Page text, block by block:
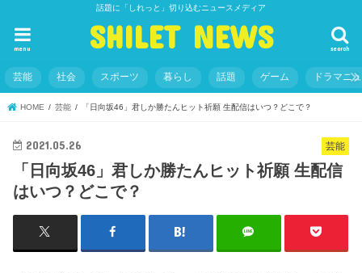
話題に「しれっと」切り込むニュースメディア
SHILET NEWS search
menu
芸能 社会 スポーツ 暮らし 話題 ゲーム ドラマニ
HOME 芸能 「日向坂46」君しか勝たんヒット祈願 生配信はいつ？どこで？
芸能
2021.05.26
「日向坂46」君しか勝たんヒット祈願 生配信
はいつ？どこで？